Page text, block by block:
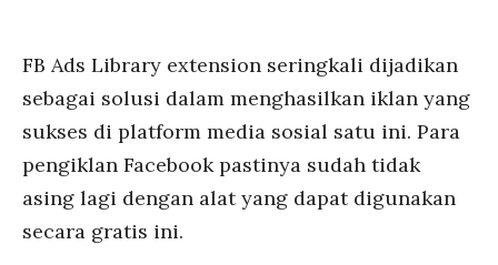
FB Ads Library extension seringkali dijadikan
sebagai solusi dalam menghasilkan iklan yang
sukses di platform media sosial satu ini. Para
pengiklan Facebook pastinya sudah tidak
asing lagi dengan alat yang dapat digunakan
secara gratis ini.